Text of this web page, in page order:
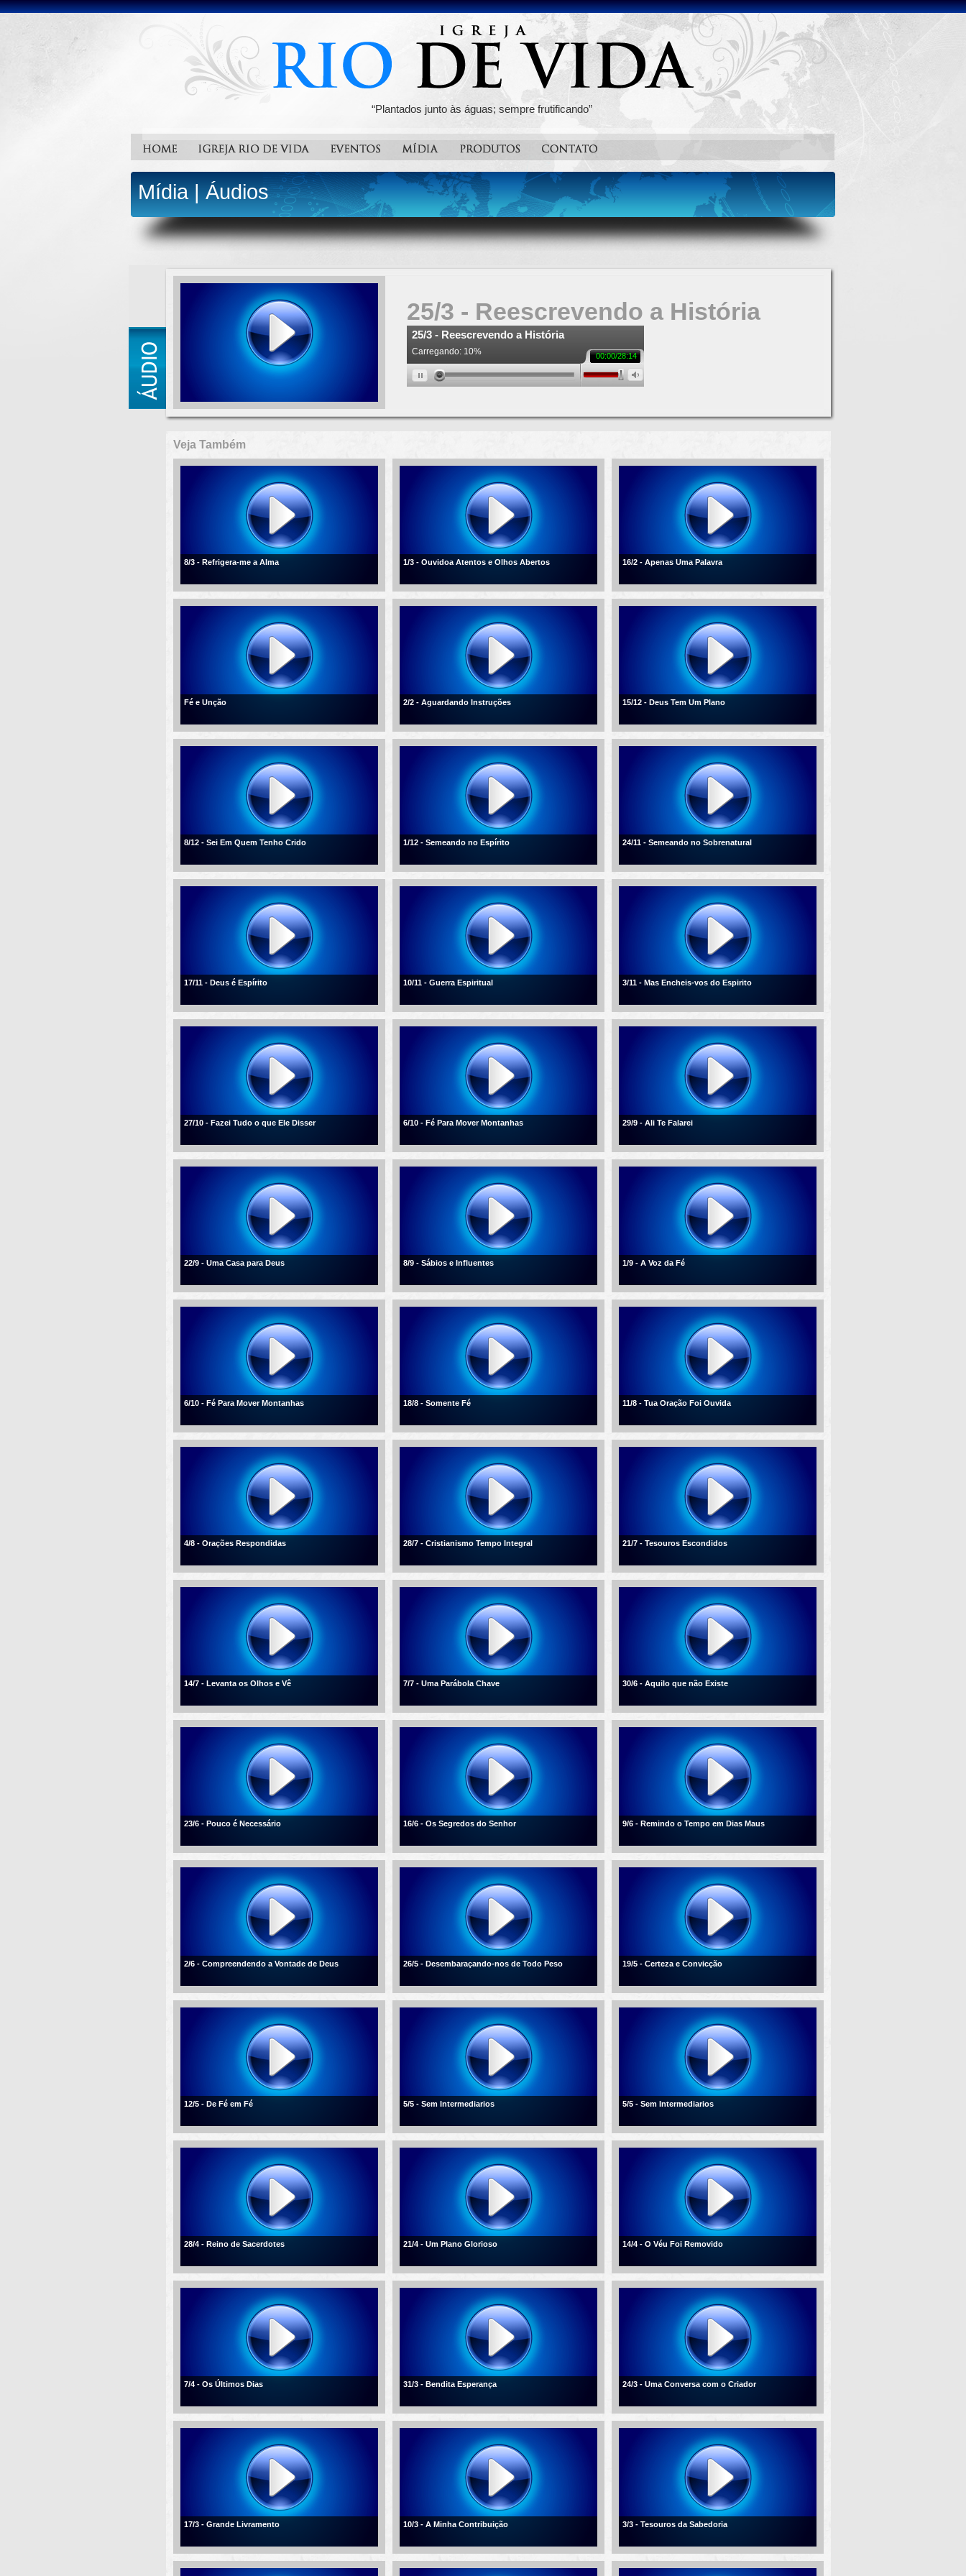
“Plantados junto às águas; sempre frutificando”
Mídia|Áudios
25/3 - Reescrevendo a História
Veja Também
8/3 - Refrigera-me a Alma 1/3 - Ouvidoa Atentos e Olhos Abertos 16/2 - Apenas Uma Palavra
Fé e Unção 2/2 - Aguardando Instruções 15/12 - Deus Tem Um Plano
8/12 - Sei Em Quem Tenho Crido 1/12 - Semeando no Espírito 24/11 - Semeando no Sobrenatural
17/11 - Deus é Espírito 10/11 - Guerra Espiritual 3/11 - Mas Encheis-vos do Espirito
27/10 - Fazei Tudo o que Ele Disser 6/10 - Fé Para Mover Montanhas 29/9 - Ali Te Falarei
22/9 - Uma Casa para Deus 8/9 - Sábios e Influentes 1/9 - A Voz da Fé
6/10 - Fé Para Mover Montanhas 18/8 - Somente Fé 11/8 - Tua Oração Foi Ouvida
4/8 - Orações Respondidas 28/7 - Cristianismo Tempo Integral 21/7 - Tesouros Escondidos
14/7 - Levanta os Olhos e Vê 7/7 - Uma Parábola Chave 30/6 - Aquilo que não Existe
23/6 - Pouco é Necessário 16/6 - Os Segredos do Senhor 9/6 - Remindo o Tempo em Dias Maus
2/6 - Compreendendo a Vontade de Deus 26/5 - Desembaraçando-nos de Todo Peso 19/5 - Certeza e Convicção
12/5 - De Fé em Fé 5/5 - Sem Intermediarios 5/5 - Sem Intermediarios
28/4 - Reino de Sacerdotes 21/4 - Um Plano Glorioso 14/4 - O Véu Foi Removido
7/4 - Os Últimos Dias 31/3 - Bendita Esperança 24/3 - Uma Conversa com o Criador
17/3 - Grande Livramento 10/3 - A Minha Contribuição 3/3 - Tesouros da Sabedoria